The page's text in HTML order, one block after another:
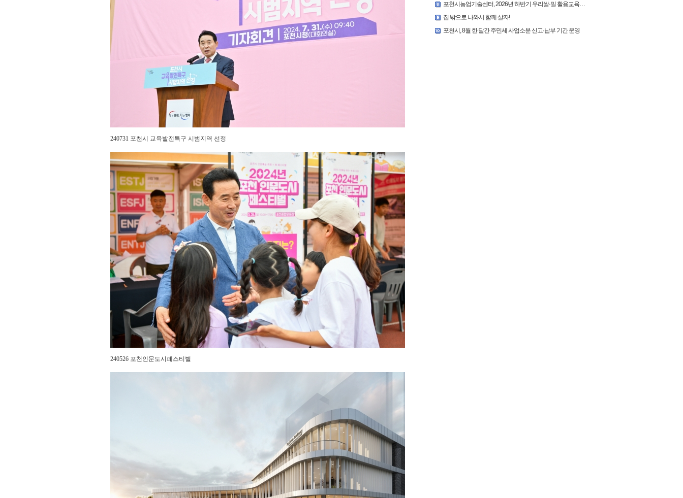
240731 포천시 교육발전특구 시범지역 선정
240526 포천인문도시페스티벌
포천시농업기술센터, 2026년 하반기 우리쌀·밀 활용교육 교육생 모집
집 밖으로 나와서 함께 살자!
포천시, 8월 한 달간 주민세 사업소분 신고·납부 기간 운영